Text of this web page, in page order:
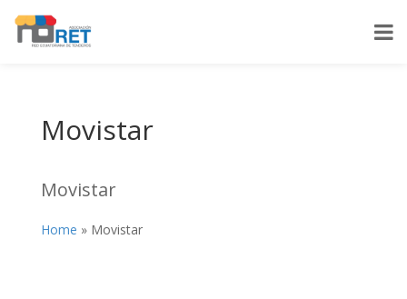
Movistar
Movistar
Home » Movistar